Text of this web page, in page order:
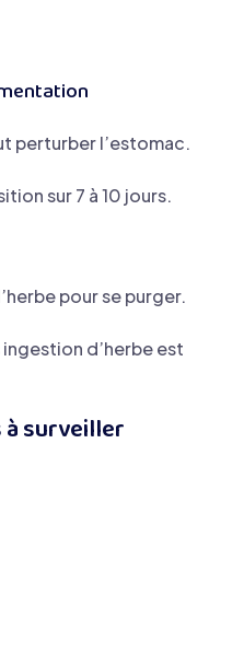
perturber l’estomac.
sur 7 à 10 jours.
pour se purger.
d’herbe est
surveiller